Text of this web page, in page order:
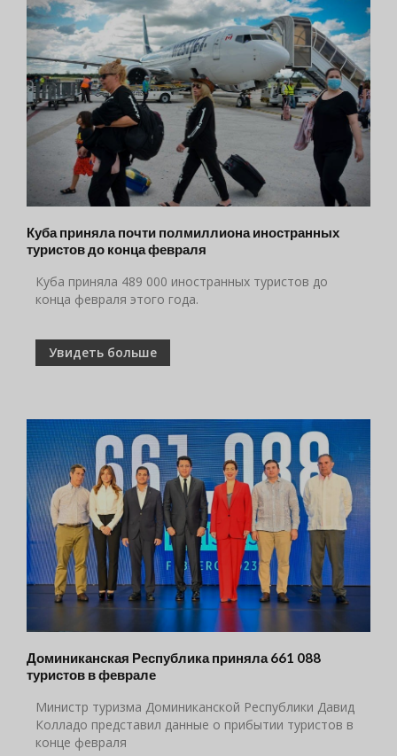
Куба приняла почти полмиллиона иностранных
туристов до конца февраля
Куба приняла 489 000 иностранных туристов до
конца февраля этого года.
Увидеть больше
Доминиканская Республика приняла 661 088
туристов в феврале
Министр туризма Доминиканской Республики Давид
Колладо представил данные о прибытии туристов в
конце февраля